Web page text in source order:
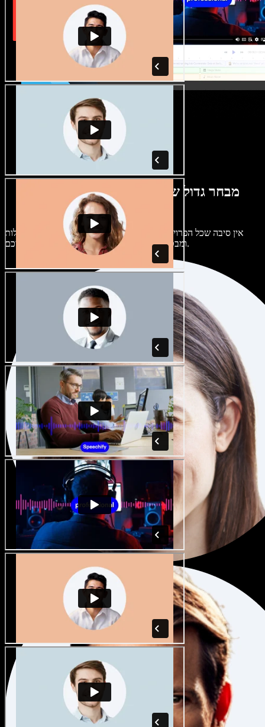
מבחר גדול של קולות נשים וגברים במגוון
מבטאים
אין סיבה שכל הפרויקטים יישמעו אותו דבר. בחרו מתוך מאות קולות
ומבטאים של בינה מלאכותית והתאימו אותם אליכם.